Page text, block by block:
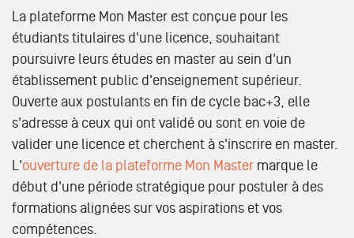
La plateforme Mon Master est conçue pour les
étudiants titulaires d'une licence, souhaitant
poursuivre leurs études en master au sein d'un
établissement public d'enseignement supérieur.
Ouverte aux postulants en fin de cycle bac+3, elle
s'adresse à ceux qui ont validé ou sont en voie de
valider une licence et cherchent à s'inscrire en master.
L'ouverture de la plateforme Mon Master marque le
début d'une période stratégique pour postuler à des
formations alignées sur vos aspirations et vos
compétences.